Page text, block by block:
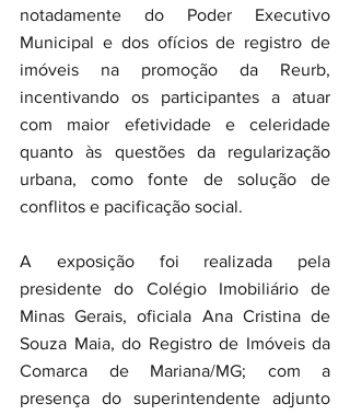
notadamente do Poder Executivo
Municipal e dos ofícios de registro de
imóveis na promoção da Reurb,
incentivando os participantes a atuar
com maior efetividade e celeridade
quanto às questões da regularização
urbana, como fonte de solução de
conflitos e pacificação social.
A exposição foi realizada pela
presidente do Colégio Imobiliário de
Minas Gerais, oficiala Ana Cristina de
Souza Maia, do Registro de Imóveis da
Comarca de Mariana/MG; com a
presença do superintendente adjunto